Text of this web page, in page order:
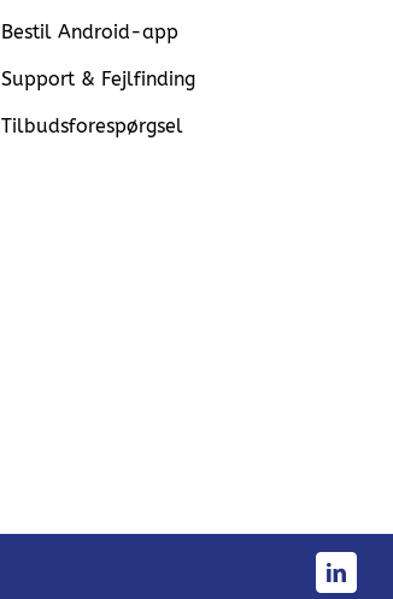
Bestil Android-app
Support & Fejlfinding
Tilbudsforespørgsel